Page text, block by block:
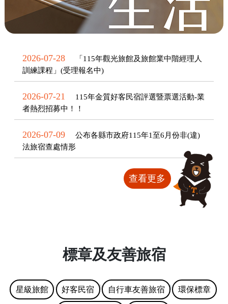
2026-07-28
「115年觀光旅館及旅館業中階經理人
訓練課程」(受理報名中)
2026-07-21
115年金質好客民宿評選暨票選活動-業
者熱烈招募中！！
2026-07-09
公布各縣市政府115年1至6月份非(違)
法旅宿查處情形
查看更多
標章及友善旅宿
星級旅館 好客民宿 自行車友善旅宿 環保標章